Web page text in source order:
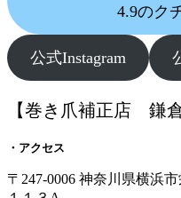
4.9のク
公式Instagram
【巻き爪補正店 鎌
・アクセス
〒247-0006 神奈川県横浜